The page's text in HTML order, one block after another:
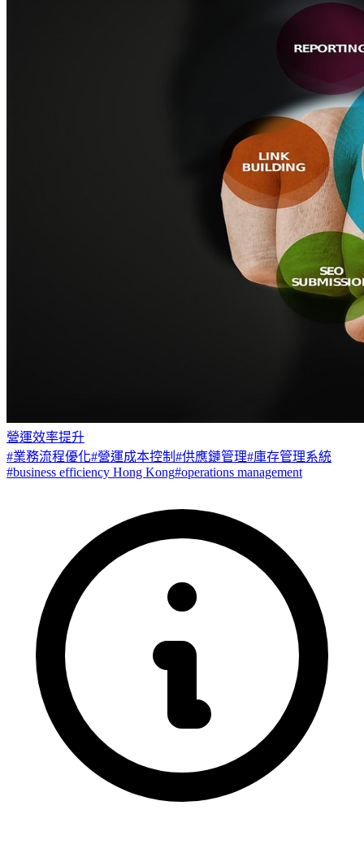
營運效率提升
#業務流程優化#營運成本控制 #供應鏈管理#庫存管理系統
#business efficiency Hong Kong#operations management